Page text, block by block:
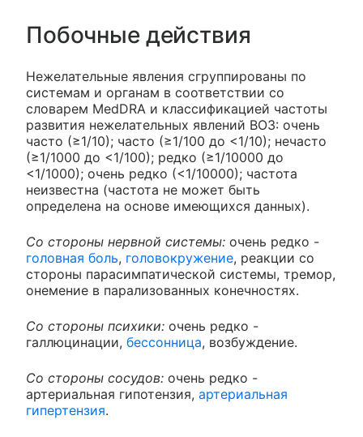
Побочные действия
Нежелательные явления сгруппированы по
системам и органам в соответствии со
словарем MedDRA и классификацией частоты
развития нежелательных явлений ВОЗ: очень
часто (≥1/10); часто (≥1/100 до <1/10); нечасто
(≥1/1000 до <1/100); редко (≥1/10000 до
<1/1000); очень редко (<1/10000); частота
неизвестна (частота не может быть
определена на основе имеющихся данных).
Со стороны нервной системы: очень редко -
головная боль, головокружение, реакции со
стороны парасимпатической системы, тремор,
онемение в парализованных конечностях.
Со стороны психики: очень редко -
галлюцинации, бессонница, возбуждение.
Со стороны сосудов: очень редко -
артериальная гипотензия, артериальная
гипертензия.